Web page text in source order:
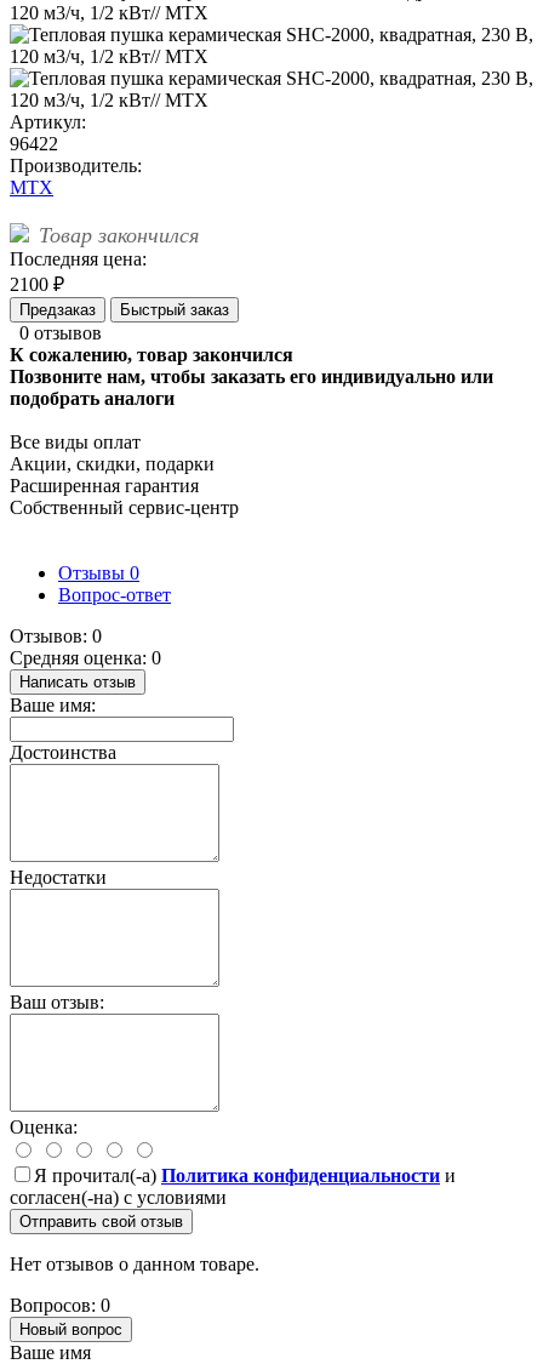
Артикул:
96422
Производитель:
MTX
Товар закончился
Последняя цена:
2100 ₽
Предзаказ Быстрый заказ
0 отзывов
К сожалению, товар закончился
Позвоните нам, чтобы заказать его индивидуально или
подобрать аналоги
Все виды оплат
Акции, скидки, подарки
Расширенная гарантия
Собственный сервис-центр
Отзывы 0
Вопрос-ответ
Отзывов: 0
Средняя оценка: 0
Написать отзыв
Ваше имя:
Достоинства
Недостатки
Ваш отзыв:
Оценка:
Я прочитал(-а) Политика конфиденциальности и
согласен(-на) с условиями
Отправить свой отзыв
Нет отзывов о данном товаре.
Вопросов: 0
Новый вопрос
Ваше имя